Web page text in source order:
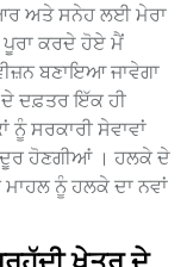
ਅਤੇ ਸਨੇਹ ਲਈ ਮੇਰਾ
ਕਰਦੇ ਹੋਏ ਮੈਂ
ਬਣਾਇਆ ਜਾਵੇਗਾ
ਦੇ ਦਫ਼ਤਰ ਇੱਕ ਹੀ
ਸਰਕਾਰੀ ਸੇਵਾਵਾਂ
ਹੋਣਗੀਆਂ । ਹਲਕੇ ਦੇ
ਨੂੰ ਹਲਕੇ ਦਾ ਨਵਾਂ